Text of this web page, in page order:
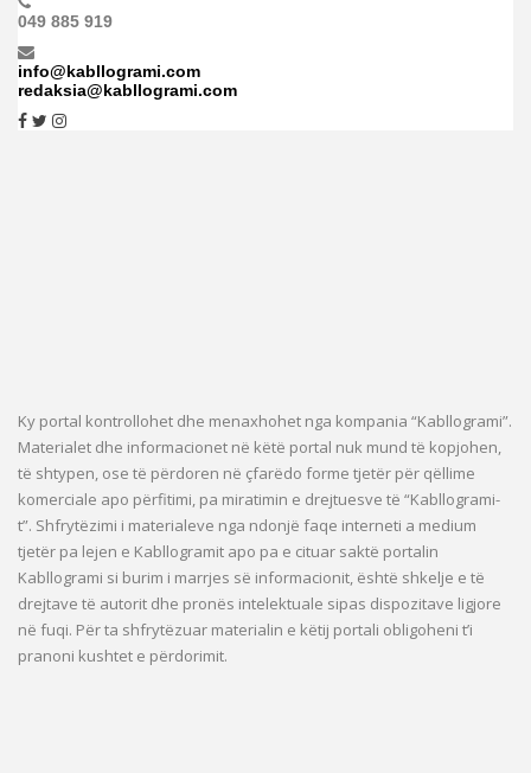
049 885 919
info@kabllogrami.com
redaksia@kabllogrami.com
Ky portal kontrollohet dhe menaxhohet nga kompania “Kabllogrami”.
Materialet dhe informacionet në këtë portal nuk mund të kopjohen,
të shtypen, ose të përdoren në çfarëdo forme tjetër për qëllime
komerciale apo përfitimi, pa miratimin e drejtuesve të “Kabllogrami-
t”. Shfrytëzimi i materialeve nga ndonjë faqe interneti a medium
tjetër pa lejen e Kabllogramit apo pa e cituar saktë portalin
Kabllogrami si burim i marrjes së informacionit, është shkelje e të
drejtave të autorit dhe pronës intelektuale sipas dispozitave ligjore
në fuqi. Për ta shfrytëzuar materialin e këtij portali obligoheni t’i
pranoni kushtet e përdorimit.